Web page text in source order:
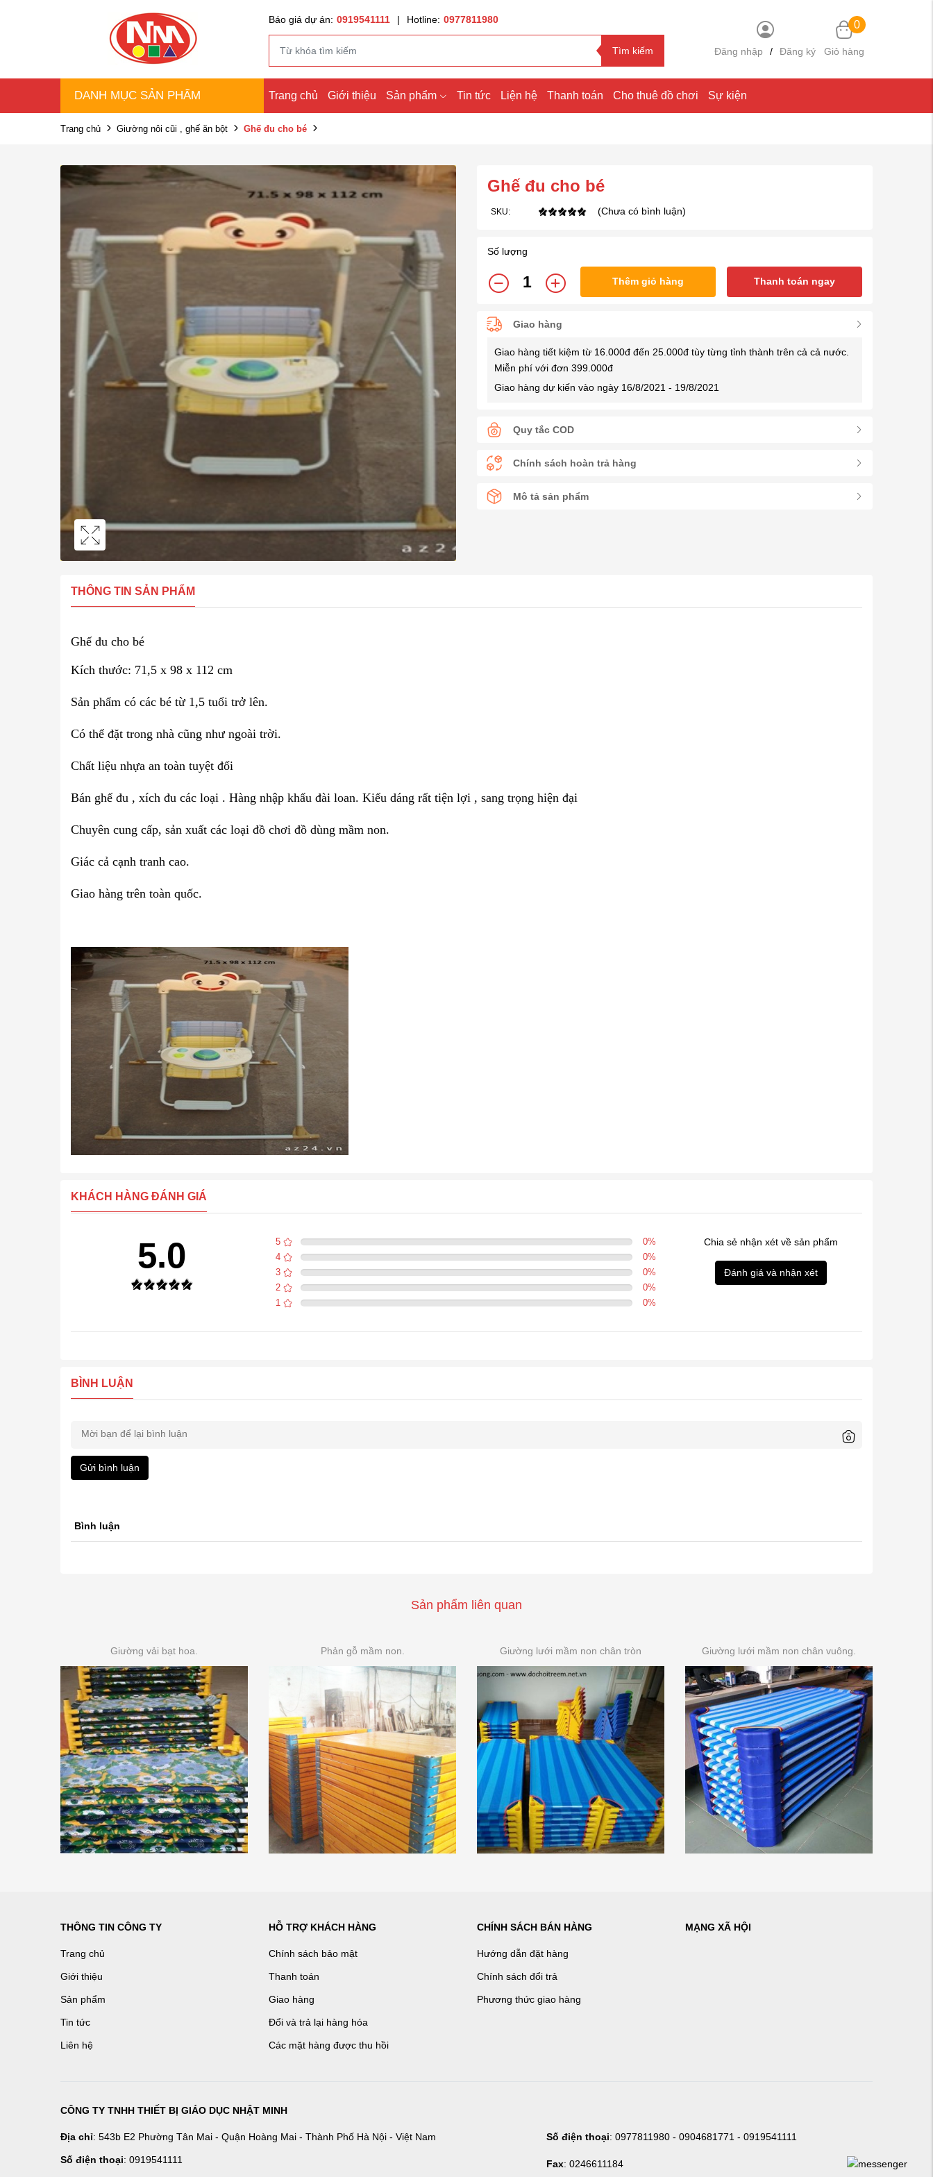
Báo giá dự án: 0919541111 | Hotline: 0977811980
Tìm kiếm Đăng nhập / Đăng ký
0
Giỏ hàng
DANH MỤC SẢN PHẨM Trang chủ Giới thiệu Sản phẩm Tin tức Liện hệ Thanh toán Cho thuê đồ chơi Sự kiện
Trang chủ Giường nôi cũi , ghế ăn bột Ghế đu cho bé
Ghế đu cho bé
SKU: (Chưa có bình luận)
Số lượng
Thêm giỏ hàng Thanh toán ngay
Giao hàng
Giao hàng tiết kiệm từ 16.000đ đến 25.000đ tùy từng tỉnh thành trên cả cả nước.
Miễn phí với đơn 399.000đ
Giao hàng dự kiến vào ngày 16/8/2021 - 19/8/2021
Quy tắc COD
Chính sách hoàn trả hàng
Mô tả sản phẩm
THÔNG TIN SẢN PHẨM
Ghế đu cho bé
Kích thước: 71,5 x 98 x 112 cm
Sản phẩm có các bé từ 1,5 tuổi trở lên.
Có thể đặt trong nhà cũng như ngoài trời.
Chất liệu nhựa an toàn tuyệt đối
Bán ghế đu , xích đu các loại . Hàng nhập khẩu đài loan. Kiểu dáng rất tiện lợi , sang trọng hiện đại
Chuyên cung cấp, sản xuất các loại đồ chơi đồ dùng mầm non.
Giác cả cạnh tranh cao.
Giao hàng trên toàn quốc.
KHÁCH HÀNG ĐÁNH GIÁ
5.0 5 0%
4
0%
3
0%
2
0%
1
0%
Chia sẻ nhận xét về sản phẩm
Đánh giá và nhận xét
BÌNH LUẬN
Gửi bình luận
Bình luận
Sản phẩm liên quan
Giường vải bạt hoa. Phản gỗ mầm non. Giường lưới mầm non chân tròn Giường lưới mầm non chân vuông.
THÔNG TIN CÔNG TY
Trang chủ
Giới thiệu
Sản phẩm
Tin tức
Liên hệ
HỖ TRỢ KHÁCH HÀNG
Chính sách bảo mật
Thanh toán
Giao hàng
Đổi và trả lại hàng hóa
Các mặt hàng được thu hồi
CHÍNH SÁCH BÁN HÀNG
Hướng dẫn đặt hàng
Chính sách đổi trả
Phương thức giao hàng
MẠNG XÃ HỘI
CÔNG TY TNHH THIẾT BỊ GIÁO DỤC NHẬT MINH
Địa chỉ: 543b E2 Phường Tân Mai - Quận Hoàng Mai - Thành Phố Hà Nội - Việt Nam
Số điện thoại: 0919541111
Số điện thoại: 0977811980 - 0904681771 - 0919541111
Fax: 0246611184